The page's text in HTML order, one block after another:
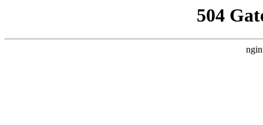
504